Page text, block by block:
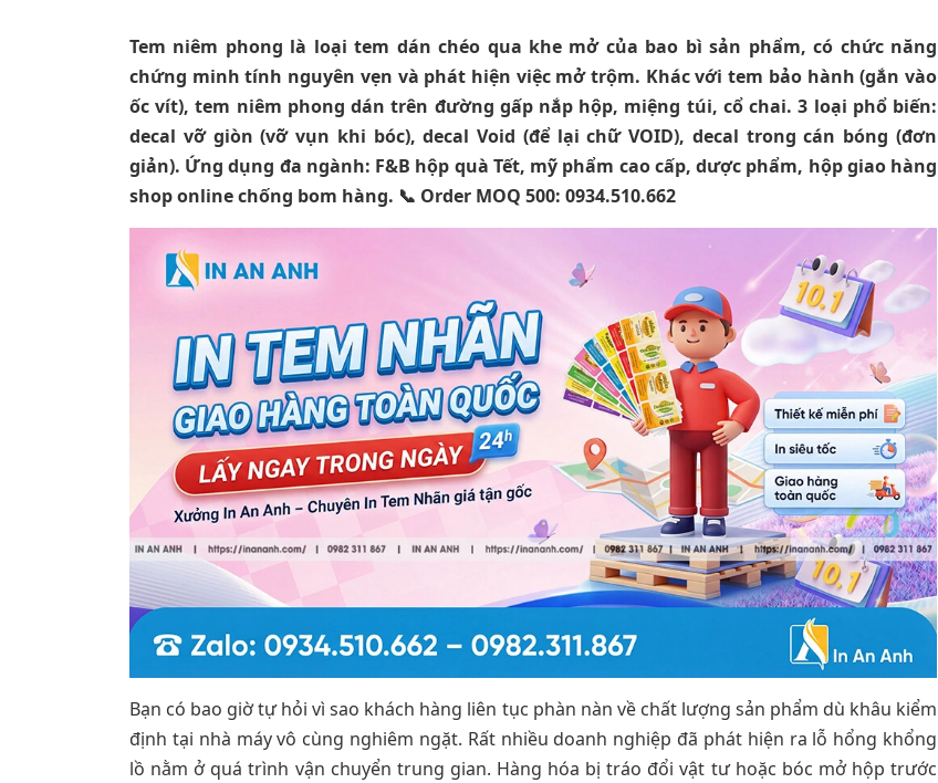
Tem niêm phong là loại tem dán chéo qua khe mở của bao bì sản phẩm, có chức năng
chứng minh tính nguyên vẹn và phát hiện việc mở trộm. Khác với tem bảo hành (gắn vào
ốc vít), tem niêm phong dán trên đường gấp nắp hộp, miệng túi, cổ chai. 3 loại phổ biến:
decal vỡ giòn (vỡ vụn khi bóc), decal Void (để lại chữ VOID), decal trong cán bóng (đơn
giản). Ứng dụng đa ngành: F&B hộp quà Tết, mỹ phẩm cao cấp, dược phẩm, hộp giao hàng
shop online chống bom hàng. 📞 Order MOQ 500: 0934.510.662
Bạn có bao giờ tự hỏi vì sao khách hàng liên tục phàn nàn về chất lượng sản phẩm dù khâu kiểm
định tại nhà máy vô cùng nghiêm ngặt. Rất nhiều doanh nghiệp đã phát hiện ra lỗ hổng khổng
lồ nằm ở quá trình vận chuyển trung gian. Hàng hóa bị tráo đổi vật tư hoặc bóc mở hộp trước